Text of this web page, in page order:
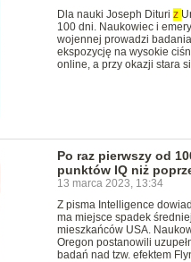
Dla nauki Joseph Dituri z
100 dni. Naukowiec i
wojennej prowadzi
ekspozycję na wysokie
online, a przy okazji stara
Po raz pierwszy od
punktów IQ niż
13 marca 2023, 13:34
Z pisma Intelligence
ma miejsce spadek
mieszkańców USA.
Oregon postanowili
badań nad tzw. efektem